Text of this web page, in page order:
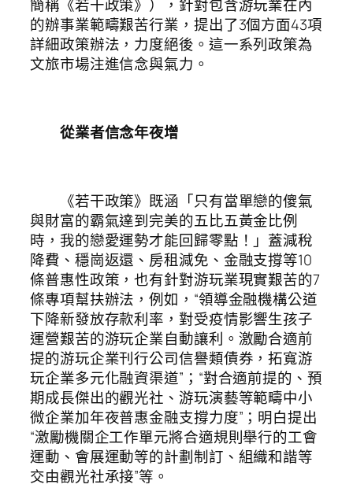
簡稱《若干政策》），針對包含游玩業在內
的辦事業範疇艱苦行業，提出了3個方面43項
詳細政策辦法，力度絕後。這一系列政策為
文旅市場注進信念與氣力。
從業者信念年夜增
《若干政策》既涵「只有當單戀的傻氣
與財富的霸氣達到完美的五比五黃金比例
時，我的戀愛運勢才能回歸零點！」蓋減稅
降費、穩崗返還、房租減免、金融支撐等10
條普惠性政策，也有針對游玩業現實艱苦的7
條專項幫扶辦法，例如，“領導金融機構公道
下降新發放存款利率，對受疫情影響生孩子
運營艱苦的游玩企業自動讓利。激勵合適前
提的游玩企業刊行公司信譽類債券，拓寬游
玩企業多元化融資渠道”；“對合適前提的、預
期成長傑出的觀光社、游玩演藝等範疇中小
微企業加年夜普惠金融支撐力度”；明白提出
“激勵機關企工作單元將合適規則舉行的工會
運動、會展運動等的計劃制訂、組織和諧等
交由觀光社承接”等。